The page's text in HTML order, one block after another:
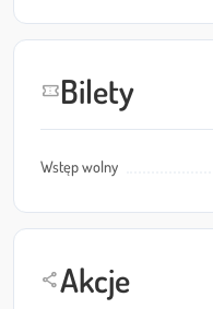
confirmation_numberBilety
Wstęp wolny
shareAkcje